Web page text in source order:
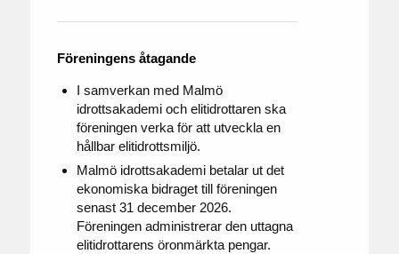
Föreningens åtagande
I samverkan med Malmö
idrottsakademi och elitidrottaren ska
föreningen verka för att utveckla en
hållbar elitidrottsmiljö.
Malmö idrottsakademi betalar ut det
ekonomiska bidraget till föreningen
senast 31 december 2026.
Föreningen administrerar den uttagna
elitidrottarens öronmärkta pengar.